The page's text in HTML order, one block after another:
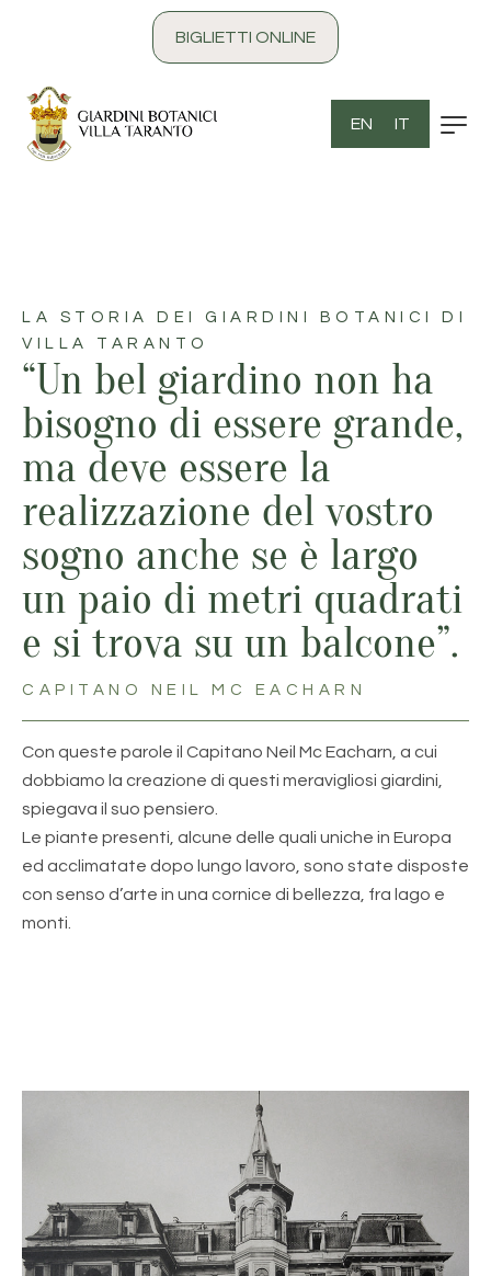
BIGLIETTI ONLINE
EN IT
LA STORIA DEI GIARDINI BOTANICI DI
VILLA TARANTO
“Un bel giardino non ha
bisogno di essere grande,
ma deve essere la
realizzazione del vostro
sogno anche se è largo
un paio di metri quadrati
e si trova su un balcone”.
CAPITANO NEIL MC EACHARN
Con queste parole il Capitano Neil Mc Eacharn, a cui
dobbiamo la creazione di questi meravigliosi giardini,
spiegava il suo pensiero.
Le piante presenti, alcune delle quali uniche in Europa
ed acclimatate dopo lungo lavoro, sono state disposte
con senso d’arte in una cornice di bellezza, fra lago e
monti.